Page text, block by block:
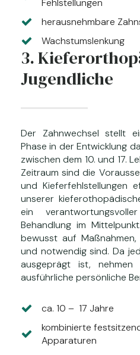
Fehlstellungen
herausnehmbare
Wachstumslenkung
3.
Jugendliche
Der Zahnwechsel stellt
Phase in der Entwicklung
zwischen dem 10. und 17.
Zeitraum sind die
und Kieferfehlstellungen
unserer
ein
Behandlung im
bewusst auf
und notwendig sind. Da
ausgeprägt ist,
ausführliche persönliche
ca. 10 – 17 Jahre
kombinierte
Apparaturen